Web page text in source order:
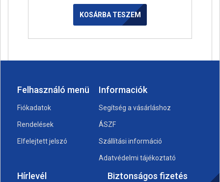
KOSÁRBA TESZEM
Felhasználó menü
Fiókadatok
Rendelések
Elfelejtett jelszó
Informaciók
Segítség a vásárláshoz
ÁSZF
Szállítási információ
Adatvédelmi tájékoztató
Hírlevél Biztonságos fizetés